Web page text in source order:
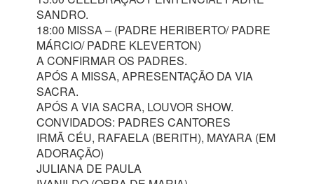
SANDRO.
18:00 MISSA – (PADRE HERIBERTO/ PADRE
MÁRCIO/ PADRE KLEVERTON)
A CONFIRMAR OS PADRES.
APÓS A MISSA, APRESENTAÇÃO DA VIA
SACRA.
APÓS A VIA SACRA, LOUVOR SHOW.
CONVIDADOS: PADRES CANTORES
IRMÃ CÉU, RAFAELA (BERITH), MAYARA (EM
ADORAÇÃO)
JULIANA DE PAULA